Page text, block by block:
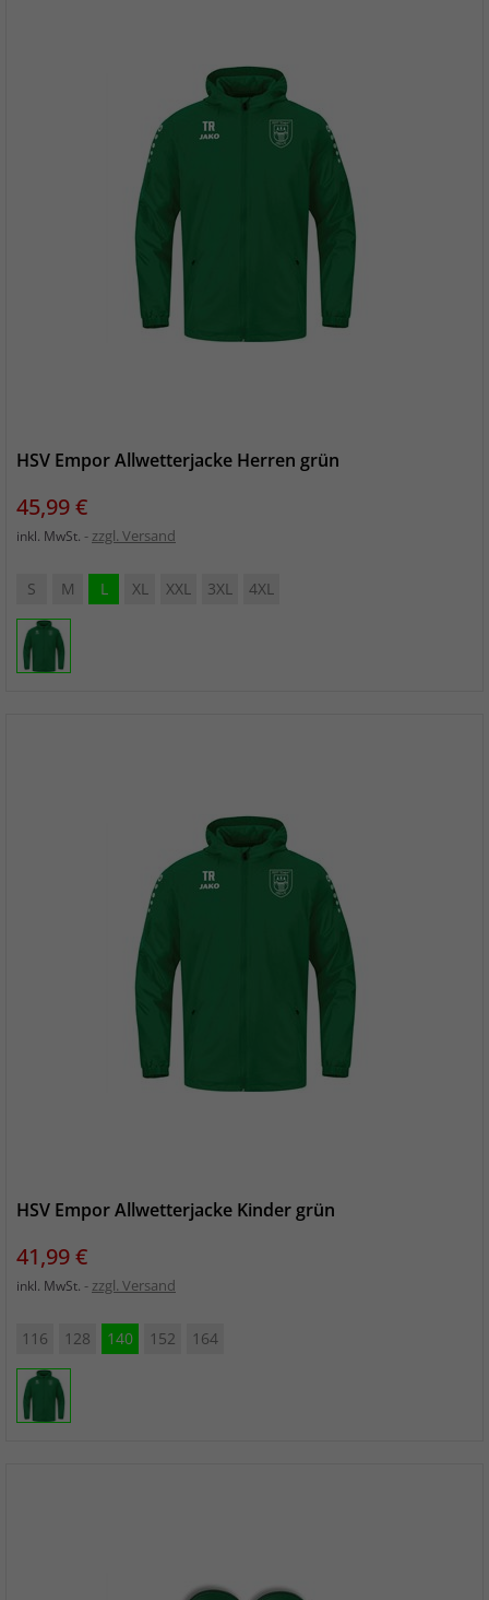
HSV Empor Allwetterjacke Herren grün
Preis
45,99 €
inkl. MwSt. zzgl. Versand
S M L XL XXL 3XL 4XL
HSV Empor Allwetterjacke Kinder grün
Preis
41,99 €
inkl. MwSt. zzgl. Versand
116 128 140 152 164